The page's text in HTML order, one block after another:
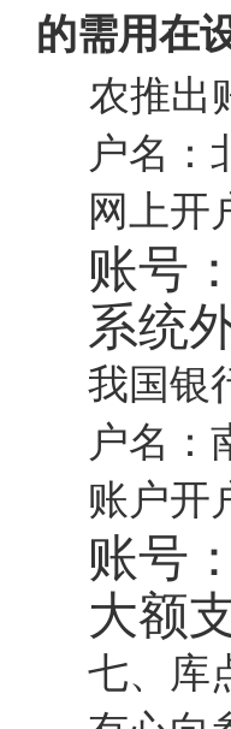
的需用在
农推出
户名：
网上开
账号
系统
我国银
户名：
账户开
账号
大额
七、库